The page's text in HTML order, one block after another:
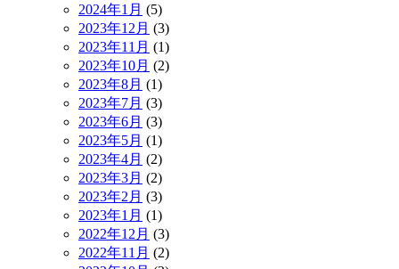
2024年1月 (5)
2023年12月 (3)
2023年11月 (1)
2023年10月 (2)
2023年8月 (1)
2023年7月 (3)
2023年6月 (3)
2023年5月 (1)
2023年4月 (2)
2023年3月 (2)
2023年2月 (3)
2023年1月 (1)
2022年12月 (3)
2022年11月 (2)